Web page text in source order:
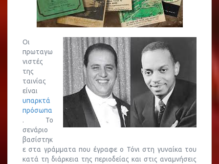
Οι
πρωταγω
νιστές
της
ταινίας
είναι
υπαρκτά
πρόσωπα
. Το
σενάριο
βασίστηκ
ε στα γράμματα που έγραφε ο Τόνι στη γυναίκα του
κατά τη διάρκεια της περιοδείας και στις αναμνήσεις